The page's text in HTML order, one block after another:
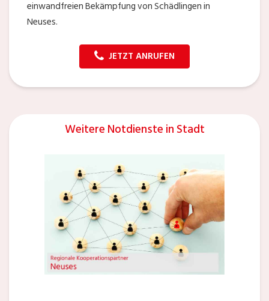
einwandfreien Bekämpfung von Schädlingen in
Neuses.
JETZT ANRUFEN
Weitere Notdienste in Stadt